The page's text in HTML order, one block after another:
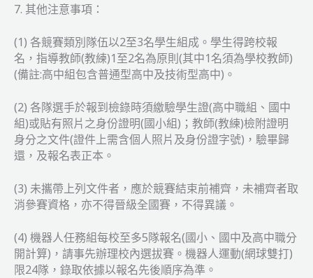
7. 其他注意事項：
(1) 各競賽類別隊伍以2至3名學生組成。學生得跨校報
名，指導教師(教練)1至2名為原則(其中1名須為學校教師)
(備註:高中組包含普通型高中及技術型高中)。
(2) 各隊選手於報到檢錄時須繳驗學生證(高中職組、國中
組)或貼有照片之身份證明(國小組)；教師(教練)檢附證明
身分之文件(證件上需含個人照片及身份證字號)，驗畢歸
還，及報名表正本。
(3) 未攜帶上列文件者，應於競賽結束前補齊，未補齊者取
消參賽資格，亦不得晉級全國賽，不得異議。
(4) 機器人任務組每校至多5隊報名(國小、國中及高中職分
開計算)，請事先辦理校內選拔賽。機器人運動(網球雙打)
限24隊，錄取依據以報名先後順序為準。